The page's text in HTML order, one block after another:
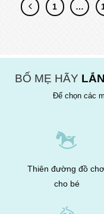
1 …
BỐ MẸ HÃY
Để chọn các
Thiên đường đồ
cho bé